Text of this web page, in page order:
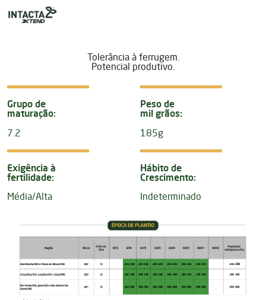
Tolerância à ferrugem.
Potencial produtivo.
Grupo de
maturação:
7.2
Peso de
mil grãos:
185g
Exigência à
fertilidade:
Média/Alta
Hábito de
Crescimento:
Indeterminado